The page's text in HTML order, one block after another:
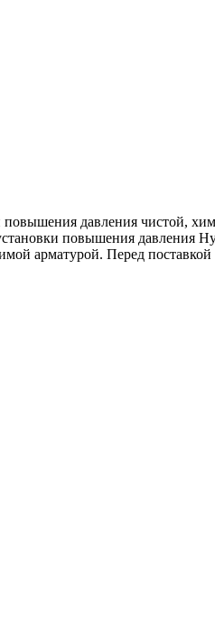
давления чистой,
повышения давления
арматурой. Перед